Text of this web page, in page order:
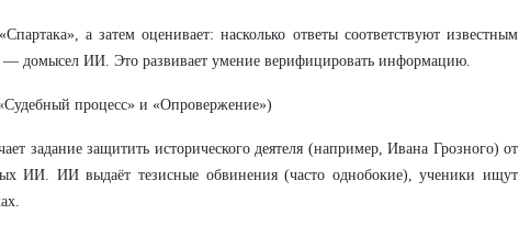
а затем оценивает: насколько ответы соответствуют известным
— домысел ИИ. Это развивает умение верифицировать информацию.
процесс» и «Опровержение»)
задание защитить исторического деятеля (например, Ивана Грозного) от
ИИ. ИИ выдаёт тезисные обвинения (часто однобокие), ученики ищут